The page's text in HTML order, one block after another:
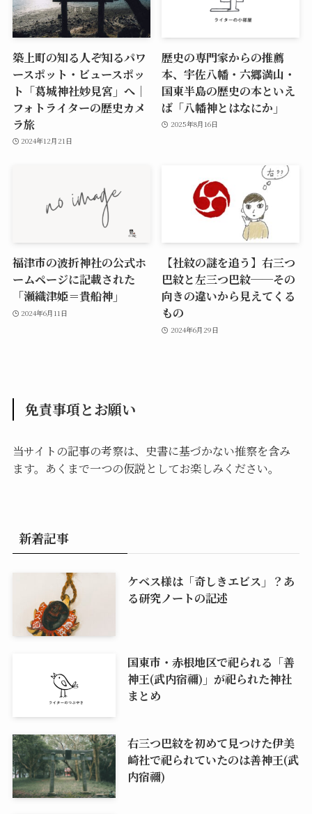
築上町の知る人ぞ知るパワ
ースポット・ビュースポッ
ト「葛城神社妙見宮」へ｜
フォトライターの歴史カメ
ラ旅
2024年12月21日
歴史の専門家からの推薦
本、宇佐八幡・六郷満山・
国東半島の歴史の本といえ
ば「八幡神とはなにか」
2025年8月16日
福津市の波折神社の公式ホ
ームページに記載された
「瀬織津姫＝貴船神」
2024年6月11日
【社紋の謎を追う】右三つ
巴紋と左三つ巴紋──その
向きの違いから見えてくる
もの
2024年6月29日
免責事項とお願い
当サイトの記事の考察は、史書に基づかない推察を含み
ます。あくまで一つの仮説としてお楽しみください。
新着記事
ケベス様は「奇しきエビス」？あ
る研究ノートの記述
国東市・赤根地区で祀られる「善
神王(武内宿禰)」が祀られた神社
まとめ
右三つ巴紋を初めて見つけた伊美
崎社で祀られていたのは善神王(武
内宿禰)